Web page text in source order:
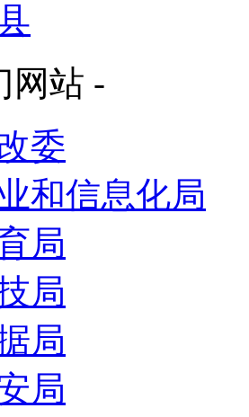
网站 -
委
和信息化局
局
局
局
局